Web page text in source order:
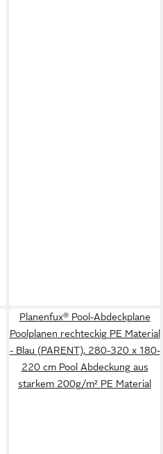
Planenfux® Pool-Abdeckplane
Poolplanen rechteckig PE Material
- Blau (PARENT), 280-320 x 180-
220 cm Pool Abdeckung aus
starkem 200g/m² PE Material